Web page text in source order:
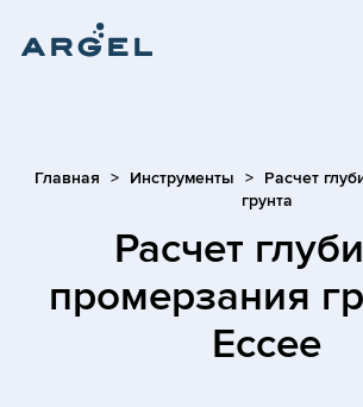
Главная Инструменты
Расчет
грунта
Расчет
промерзания
Ессее